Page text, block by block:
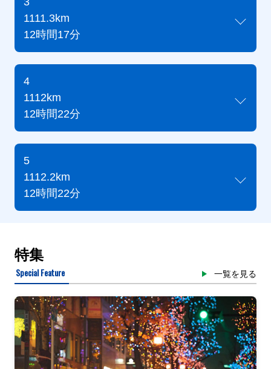
1111.3km
12時間17分
4
1112km
12時間22分
5
1112.2km
12時間22分
特集
Special Feature 一覧を見る